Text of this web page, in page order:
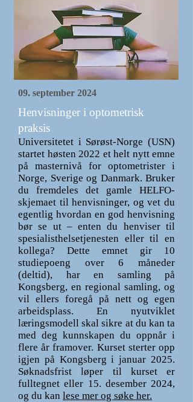
09. september 2024
Henvisninger i optometrisk
praksis
Universitetet i Sørøst-Norge (USN)
startet høsten 2022 et helt nytt emne
på masternivå for optometrister i
Norge, Sverige og Danmark. Bruker
du fremdeles det gamle HELFO-
skjemaet til henvisninger, og vet du
egentlig hvordan en god henvisning
bør se ut – enten du henviser til
spesialisthelsetjenesten eller til en
kollega? Dette emnet gir 10
studiepoeng over 6 måneder
(deltid), har en samling på
Kongsberg, en regional samling, og
vil ellers foregå på nett og egen
arbeidsplass. En nyutviklet
læringsmodell skal sikre at du kan ta
med deg kunnskapen du oppnår i
flere år framover. Kurset sterter opp
igjen på Kongsberg i januar 2025.
Søknadsfrist løper til kurset er
fulltegnet eller 15. desember 2024,
og du kan lese mer og søke her.